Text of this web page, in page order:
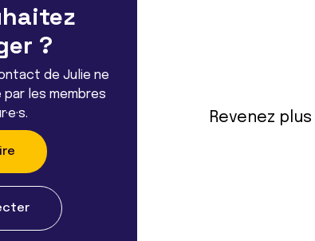
?
de Julie ne
les membres
Revenez